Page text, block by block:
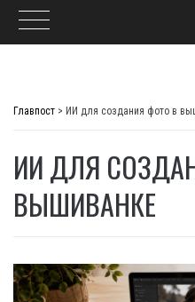
Главпост > ИИ для создания фото в
ИИ ДЛЯ
ВЫШИВАНКЕ